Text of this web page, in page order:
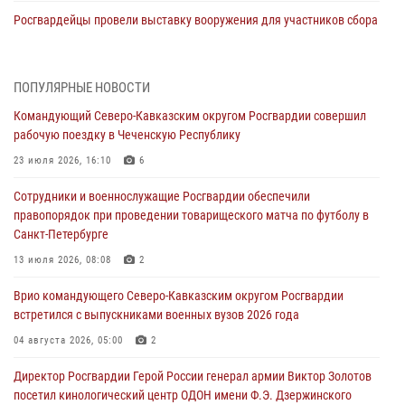
Росгвардейцы провели выставку вооружения для участников сбора
второй годовщине вторжения ВСУ на территорию области
06 августа 2026, 11:56
угрожавшего подростку травматическим пистолетом
06 августа 2026, 11:33 1
В Зауралье при содействии СОБР Росгвардии ликвидирована
06 августа 2026, 11:27
В Москве росгвардейцы задержали троих мужчин, устроивших
06 августа 2026, 11:20 1
ПОПУЛЯРНЫЕ НОВОСТИ
Командующий Северо-Кавказским округом Росгвардии совершил
рабочую поездку в Чеченскую Республику
23 июля 2026, 16:10 6
Сотрудники и военнослужащие Росгвардии обеспечили
правопорядок при проведении товарищеского матча по футболу в
Санкт-Петербурге
13 июля 2026, 08:08 2
Врио командующего Северо-Кавказским округом Росгвардии
встретился с выпускниками военных вузов 2026 года
04 августа 2026, 05:00 2
Директор Росгвардии Герой России генерал армии Виктор Золотов
посетил кинологический центр ОДОН имени Ф.Э. Дзержинского